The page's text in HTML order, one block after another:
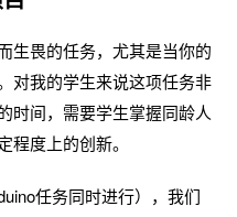
生畏的任务，尤其是当你的
对我的学生来说这项任务非
时间，需要学生掌握同龄人
度上的创新。
任务同时进行），我们